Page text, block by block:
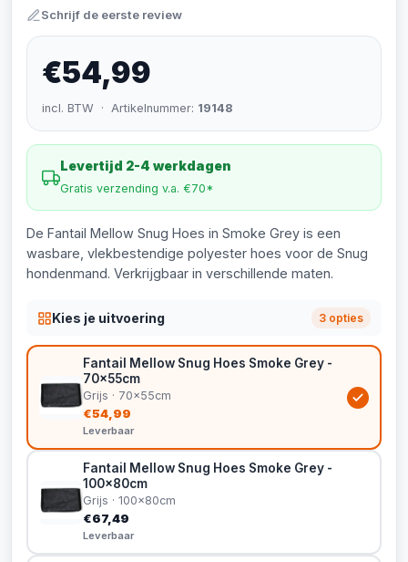
Schrijf de eerste review
€54,99
incl. BTW · Artikelnummer: 19148
Levertijd 2-4 werkdagen
Gratis verzending v.a. €70*
De Fantail Mellow Snug Hoes in Smoke Grey is een
wasbare, vlekbestendige polyester hoes voor de Snug
hondenmand. Verkrijgbaar in verschillende maten.
Kies je uitvoering 3 opties
Fantail Mellow Snug Hoes Smoke Grey -
70x55cm
Grijs · 70x55cm
€54,99
Leverbaar
Fantail Mellow Snug Hoes Smoke Grey -
100x80cm
Grijs · 100x80cm
€67,49
Leverbaar